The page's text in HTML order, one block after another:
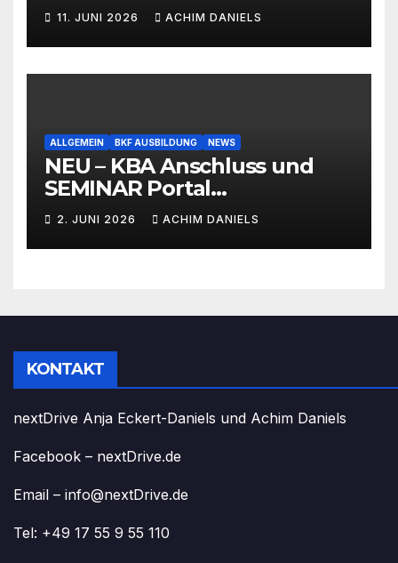
11. JUNI 2026 ACHIM DANIELS
ALLGEMEIN BKF AUSBILDUNG NEWS
NEU – KBA Anschluss und
SEMINAR Portal
AKTIONSPREISE!!! Bis zu 50%
RABATT
2. JUNI 2026 ACHIM DANIELS
KONTAKT
nextDrive Anja Eckert-Daniels und Achim Daniels
Facebook – nextDrive.de
Email – info@nextDrive.de
Tel: +49 17 55 9 55 110